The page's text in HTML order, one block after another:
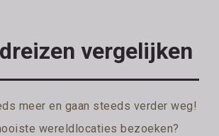
vergelijken
meer en gaan steeds verder weg!
wereldlocaties bezoeken?